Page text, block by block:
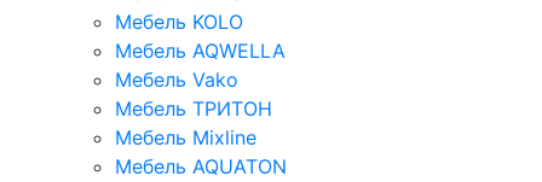
Мебель KOLO
Мебель AQWELLA
Мебель Vako
Мебель ТРИТОН
Мебель Mixline
Мебель AQUATON